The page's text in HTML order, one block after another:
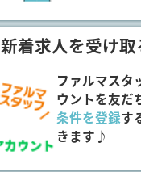
新着求人を受け取
ファルマスタ
ウントを友だ
条件を登録す
きます♪